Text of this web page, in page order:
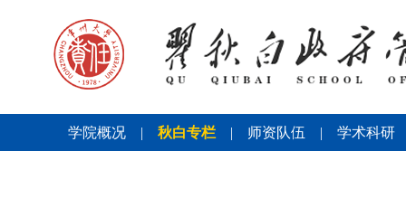
学院概况 | 秋白专栏 | 师资队伍 | 学术科研